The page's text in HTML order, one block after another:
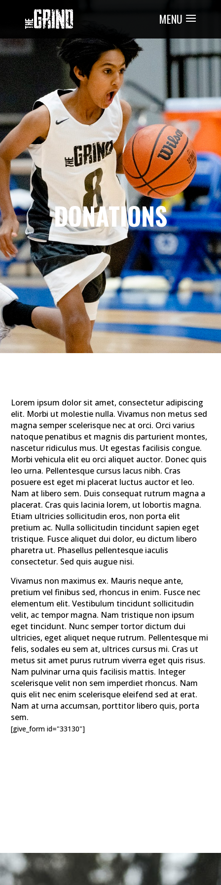
DONATIONS
Lorem ipsum dolor sit amet, consectetur adipiscing
elit. Morbi ut molestie nulla. Vivamus non metus sed
magna semper scelerisque nec at orci. Orci varius
natoque penatibus et magnis dis parturient montes,
nascetur ridiculus mus. Ut egestas facilisis congue.
Morbi vehicula elit eu orci aliquet auctor. Donec quis
leo urna. Pellentesque cursus lacus nibh. Cras
posuere est eget mi placerat luctus auctor et leo.
Nam at libero sem. Duis consequat rutrum magna a
placerat. Cras quis lacinia lorem, ut lobortis magna.
Etiam ultricies sollicitudin eros, non porta elit
pretium ac. Nulla sollicitudin tincidunt sapien eget
tristique. Fusce aliquet dui dolor, eu dictum libero
pharetra ut. Phasellus pellentesque iaculis
consectetur. Sed quis augue nisi.
Vivamus non maximus ex. Mauris neque ante,
pretium vel finibus sed, rhoncus in enim. Fusce nec
elementum elit. Vestibulum tincidunt sollicitudin
velit, ac tempor magna. Nam tristique non ipsum
eget tincidunt. Nunc semper tortor dictum dui
ultricies, eget aliquet neque rutrum. Pellentesque mi
felis, sodales eu sem at, ultrices cursus mi. Cras ut
metus sit amet purus rutrum viverra eget quis risus.
Nam pulvinar urna quis facilisis mattis. Integer
scelerisque velit non sem imperdiet rhoncus. Nam
quis elit nec enim scelerisque eleifend sed at erat.
Nam at urna accumsan, porttitor libero quis, porta
sem.
[give_form id="33130"]